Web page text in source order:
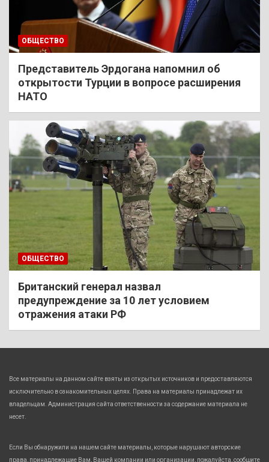
ОБЩЕСТВО
Представитель Эрдогана напомнил об
открытости Турции в вопросе расширения
НАТО
ОБЩЕСТВО
Британский генерал назвал
предупреждение за 10 лет условием
отражения атаки РФ
Все материалы на данном сайте взяты из открытых источников и предоставляются
исключительно в ознакомительных целях. Права на материалы принадлежат их
владельцам. Администрация сайта ответственности за содержание материала не
несет.
Если Вы обнаружили на нашем сайте материалы, которые нарушают авторские
права, принадлежащие Вам, Вашей компании или организации, пожалуйста, сообщите